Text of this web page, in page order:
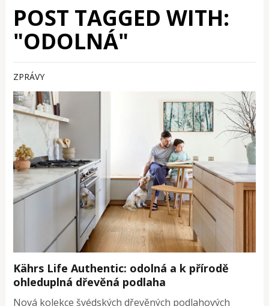
POST TAGGED WITH:
"ODOLNÁ"
ZPRÁVY
Kährs Life Authentic: odolná a k přírodě
ohleduplná dřevěná podlaha
Nová kolekce švédských dřevěných podlahových